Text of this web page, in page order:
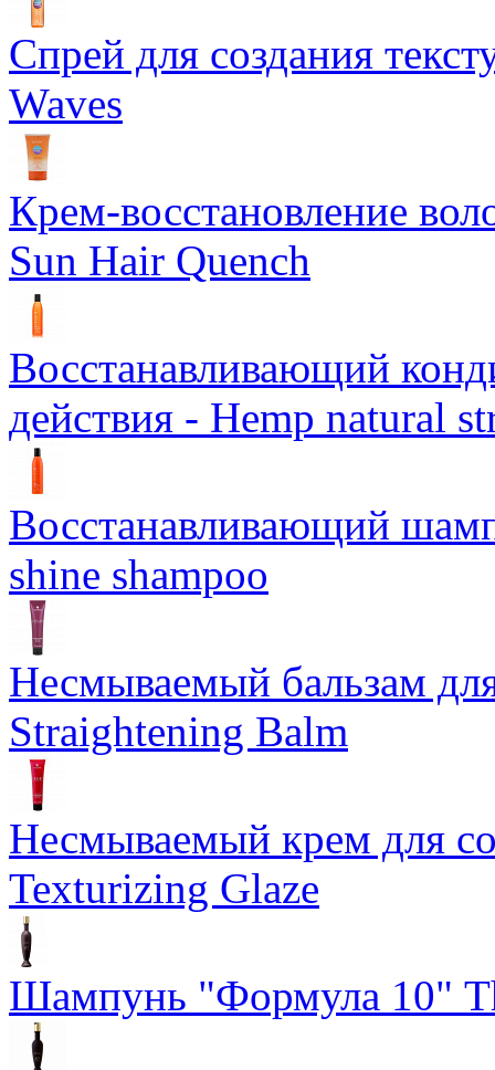
Спрей для создания
Waves
Крем-восстановление
Sun Hair Quench
Восстанавливающий
действия - Hemp natural
Восстанавливающий
shine shampoo
Несмываемый бальзам
Straightening Balm
Несмываемый крем для
Texturizing Glaze
Шампунь "Формула 10"